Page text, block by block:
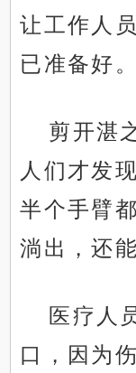
让工作人
已准备好。
剪开湛
人们才发
半个手臂
淌出，还
医疗人
口，因为